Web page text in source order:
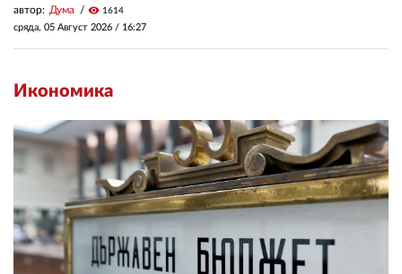
автор: Дума visibility 1614
сряда, 05 Август 2026 / 16:27
Икономика